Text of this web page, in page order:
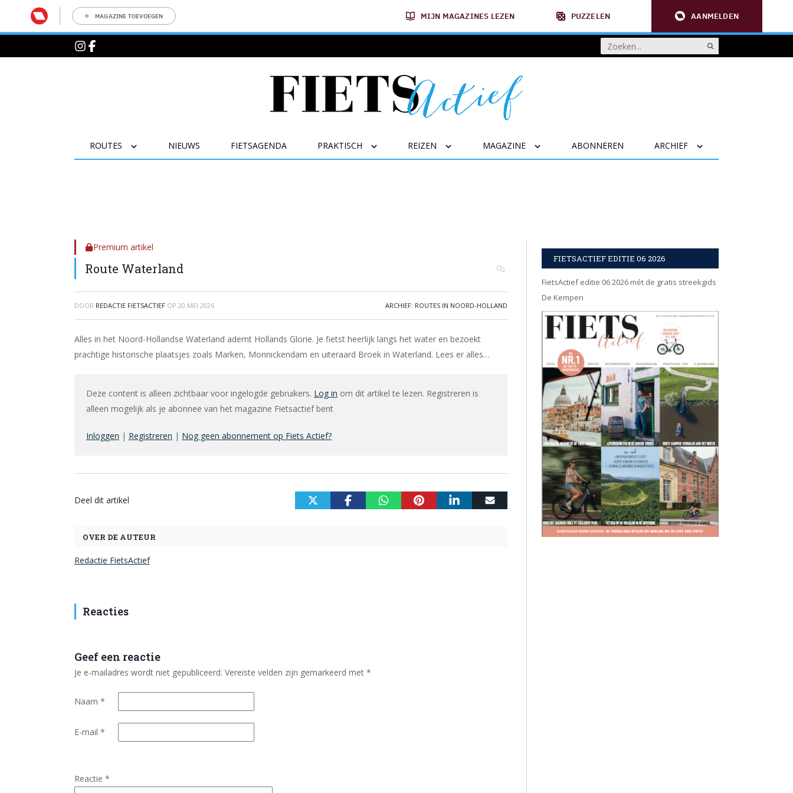
MAGAZINE TOEVOEGEN MIJN MAGAZINES LEZEN PUZZELEN AANMELDEN
ROUTES NIEUWS FIETSAGENDA PRAKTISCH REIZEN MAGAZINE ABONNEREN ARCHIEF
Premium artikel
Route Waterland
DOOR REDACTIE FIETSACTIEF OP 20 MEI 2026 ARCHIEF: ROUTES IN NOORD-HOLLAND
Alles in het Noord-Hollandse Waterland ademt Hollands Glorie. Je fietst heerlijk langs het water en bezoekt
prachtige historische plaatsjes zoals Marken, Monnickendam en uiteraard Broek in Waterland. Lees er alles…
Deze content is alleen zichtbaar voor ingelogde gebruikers. Log in om dit artikel te lezen. Registreren is
alleen mogelijk als je abonnee van het magazine Fietsactief bent
Inloggen | Registreren | Nog geen abonnement op Fiets Actief?
Deel dit artikel
OVER DE AUTEUR
Redactie FietsActief
Reacties
Geef een reactie
Je e-mailadres wordt niet gepubliceerd. Vereiste velden zijn gemarkeerd met *
Naam *
E-mail *
Reactie *
FIETSACTIEF EDITIE 06 2026
FietsActief editie 06 2026 mét de gratis streekgids
De Kempen